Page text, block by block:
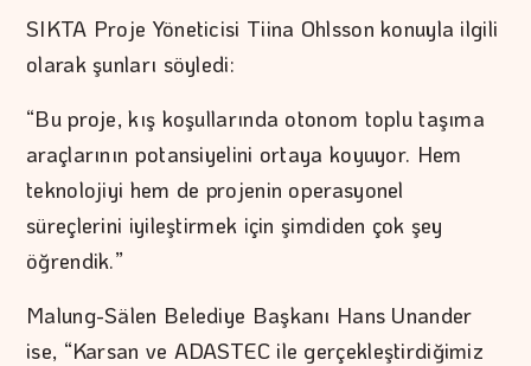
SIKTA Proje Yöneticisi Tiina Ohlsson konuyla ilgili
olarak şunları söyledi:
“Bu proje, kış koşullarında otonom toplu taşıma
araçlarının potansiyelini ortaya koyuyor. Hem
teknolojiyi hem de projenin operasyonel
süreçlerini iyileştirmek için şimdiden çok şey
öğrendik.”
Malung-Sälen Belediye Başkanı Hans Unander
ise, “Karsan ve ADASTEC ile gerçekleştirdiğimiz